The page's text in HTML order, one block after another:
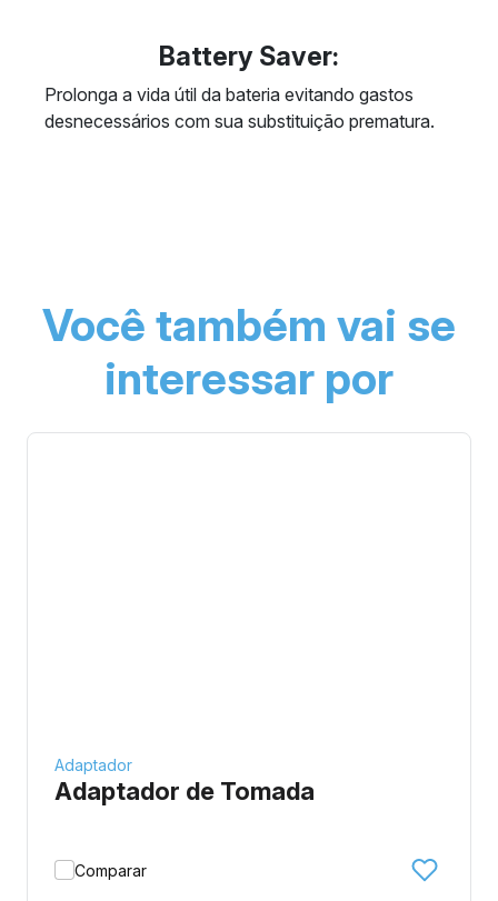
Battery Saver:
Prolonga a vida útil da bateria evitando gastos
desnecessários com sua substituição prematura.
Você também vai se
interessar por
Adaptador
Adaptador de Tomada
Comparar